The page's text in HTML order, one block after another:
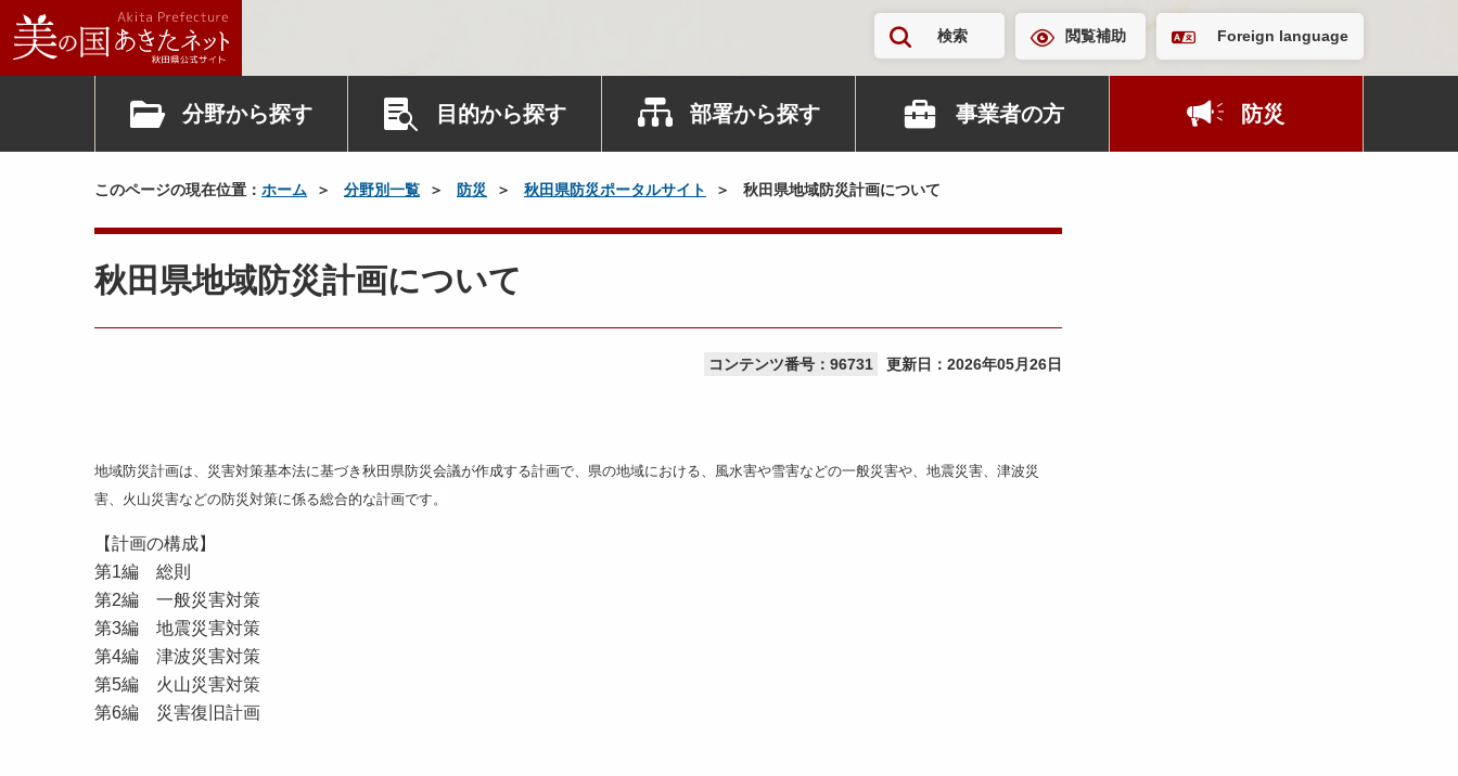
検索 閲覧補助 Foreign language
分野から探す 目的から探す 部署から探す 事業者の方 防災
このページの現在位置： ホーム 分野別一覧 防災 秋田県防災ポータルサイト 秋田県地域防災計画について
秋田県地域防災計画について
コンテンツ番号：96731 更新日： 2026年05月26日
地域防災計画は、災害対策基本法に基づき秋田県防災会議が作成する計画で、県の地域における、風水害や雪害などの一般災害や、地震災害、津波災
害、火山災害などの防災対策に係る総合的な計画です。
【計画の構成】
第1編 総則
第2編 一般災害対策
第3編 地震災害対策
第4編 津波災害対策
第5編 火山災害対策
第6編 災害復旧計画